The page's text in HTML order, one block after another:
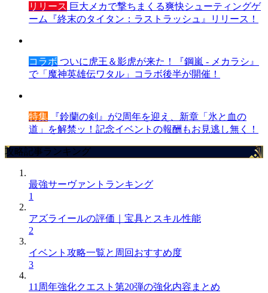
リリース 巨大メカで撃ちまくる爽快シューティングゲ
ーム『終末のタイタン：ラストラッシュ』リリース！
コラボ ついに虎王＆影虎が来た！『鋼嵐 - メカラシ』
で「魔神英雄伝ワタル」コラボ後半が開催！
特集 『鈴蘭の剣』が2周年を迎え、新章「氷と血の
道」を解禁ッ！記念イベントの報酬もお見逃し無く！
攻略記事ランキング
最強サーヴァントランキング
1
アズライールの評価｜宝具とスキル性能
2
イベント攻略一覧と周回おすすめ度
3
11周年強化クエスト第20弾の強化内容まとめ